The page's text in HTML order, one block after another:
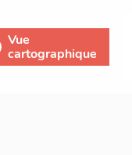
Vue
cartographique